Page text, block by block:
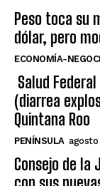
Peso toca su
dólar, pero
ECONOMÍA-
Salud
(diarrea
Quintana Roo
PENÍNSULA agosto
Consejo de la